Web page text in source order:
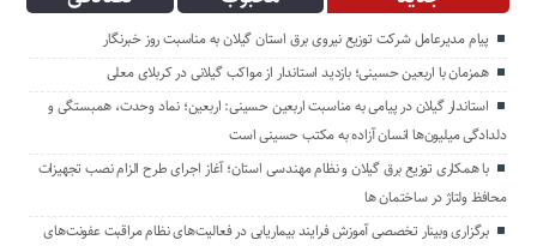
پیام مدیرعامل شركت توزیع نیروی برق استان گیلان به مناسبت روز خبرنگار ‌
همزمان با اربعین حسینی؛ بازدید استاندار از مواکب گیلانی در کربلای معلی
استاندار گیلان در پیامی به مناسبت اربعین حسینی: اربعین؛ نماد وحدت، همبستگی و
دلدادگی میلیون‌ها انسان آزاده به مکتب حسینی است
با همکاری توزیع برق گیلان و نظام مهندسی استان؛ آغاز اجرای طرح الزام نصب تجهیزات
محافظ ولتاژ در ساختمان ها
برگزاری وبینار تخصصی آموزش فرایند بیماریابی در فعالیت‌های نظام مراقبت عفونت‌های